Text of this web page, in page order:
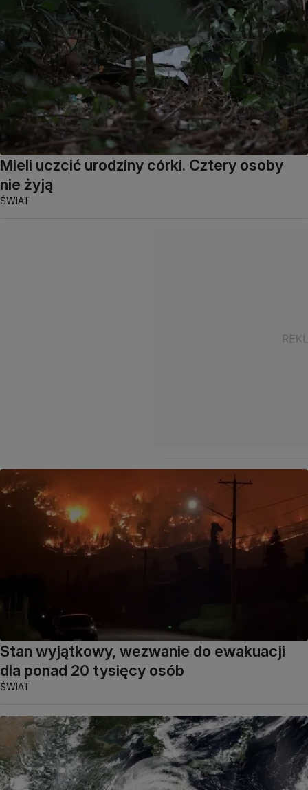
Mieli uczcić urodziny córki. Cztery osoby
nie żyją
ŚWIAT
Stan wyjątkowy, wezwanie do ewakuacji
dla ponad 20 tysięcy osób
ŚWIAT